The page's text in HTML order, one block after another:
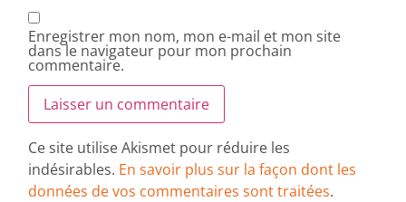
Enregistrer mon nom, mon e-mail et mon site
dans le navigateur pour mon prochain
commentaire.
Ce site utilise Akismet pour réduire les
indésirables. En savoir plus sur la façon dont les
données de vos commentaires sont traitées.